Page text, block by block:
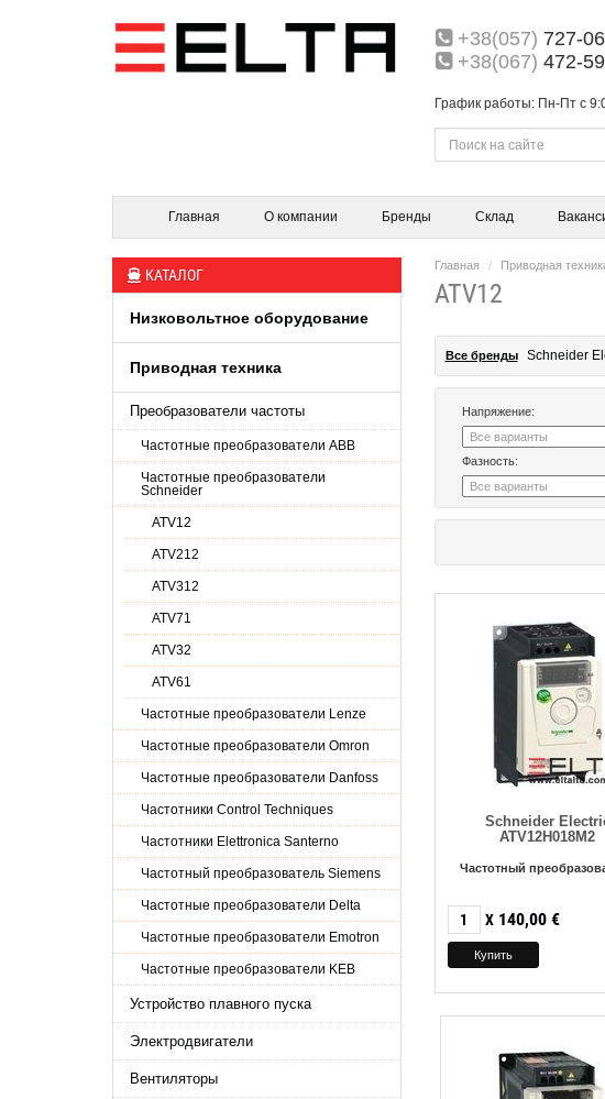
+38(057) 727-
+38(067) 472-
График работы: Пн-Пт с
Главная О компании Бренды Склад
КАТАЛОГ
Низковольтное оборудование
Приводная техника
Преобразователи частоты
Частотные преобразователи ABB
Частотные преобразователи
Schneider
ATV12
ATV212
ATV312
ATV71
ATV32
ATV61
Частотные преобразователи Lenze
Частотные преобразователи Omron
Частотные преобразователи Danfoss
Частотники Control Techniques
Частотники Elettronica Santerno
Частотный преобразователь Siemens
Частотные преобразователи Delta
Частотные преобразователи Emotron
Частотные преобразователи KEB
Устройство плавного пуска
Электродвигатели
Вентиляторы
Главная Приводная
ATV12
Все бренды Schneider
Напряжение:
Фазность:
Schneider
ATV12H018M2
Частотный
X 140,00 €